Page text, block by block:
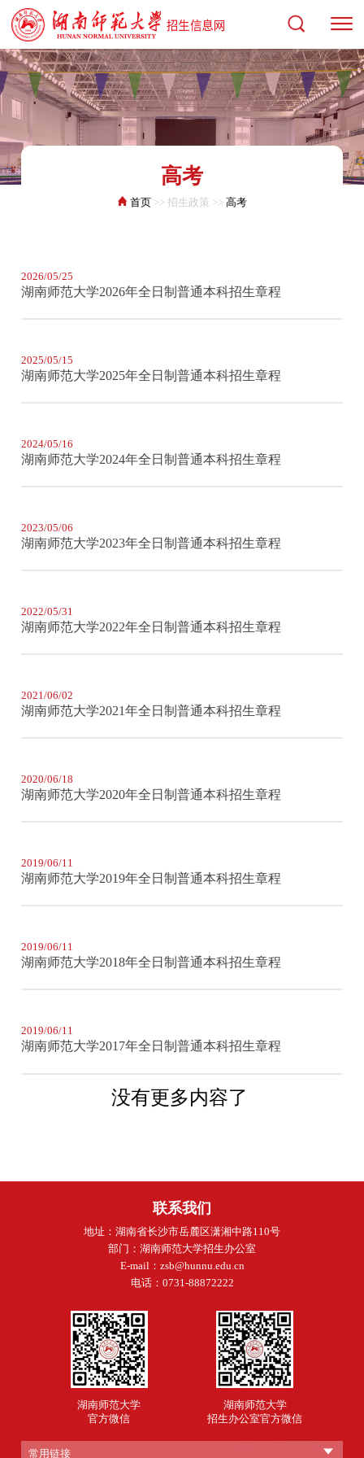
高考
首页 >> 招生政策 >>高考
2026/05/25
湖南师范大学2026年全日制普通本科招生章程
2025/05/15
湖南师范大学2025年全日制普通本科招生章程
2024/05/16
湖南师范大学2024年全日制普通本科招生章程
2023/05/06
湖南师范大学2023年全日制普通本科招生章程
2022/05/31
湖南师范大学2022年全日制普通本科招生章程
2021/06/02
湖南师范大学2021年全日制普通本科招生章程
2020/06/18
湖南师范大学2020年全日制普通本科招生章程
2019/06/11
湖南师范大学2019年全日制普通本科招生章程
2019/06/11
湖南师范大学2018年全日制普通本科招生章程
2019/06/11
湖南师范大学2017年全日制普通本科招生章程
没有更多内容了
联系我们
地址：湖南省长沙市岳麓区潇湘中路110号
部门：湖南师范大学招生办公室
E-mail：zsb@hunnu.edu.cn
电话：0731-88872222
湖南师范大学
官方微信
湖南师范大学
招生办公室官方微信
常用链接